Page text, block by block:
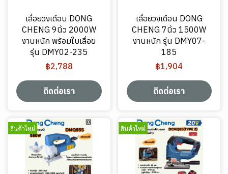
เลื่อยวงเดือน DONG
CHENG 9นิ้ว 2000W
งานหนัก พร้อมใบเลื่อย
รุ่น DMY02-235
฿2,788
ติดต่อเรา
เลื่อยวงเดือน DONG
CHENG 7นิ้ว 1500W
งานหนัก รุ่น DMY07-
185
฿1,904
ติดต่อเรา
สินค้าใหม่ สินค้าใหม่